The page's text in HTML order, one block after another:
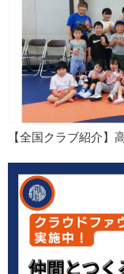
【全国クラブ紹介】